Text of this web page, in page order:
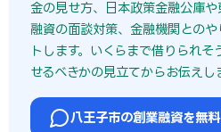
金の見せ方、日本政策金融公庫
融資の面談対策、金融機関との
トします。いくらまで借りられ
せるべきかの見立てからお伝えし
八王子市の創業融資を無